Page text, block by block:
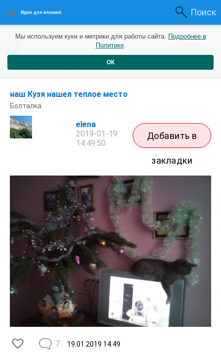
Идеи для вязания Поиск
elena/Посты
наш Кузя нашел теплое место
Болталка
elena
2019-01-19
14:49:50
Добавить в
закладки
19.01.2019 14:49
7
Мы используем куки и метрики для работы сайта. Подробнее в
Политике.
ОК